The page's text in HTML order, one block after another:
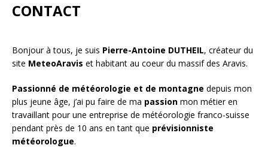
CONTACT
Bonjour à tous, je suis Pierre-Antoine DUTHEIL, créateur du
site MeteoAravis et habitant au coeur du massif des Aravis.
Passionné de météorologie et de montagne depuis mon
plus jeune âge, j’ai pu faire de ma passion mon métier en
travaillant pour une entreprise de météorologie franco-suisse
pendant près de 10 ans en tant que prévisionniste
météorologue.